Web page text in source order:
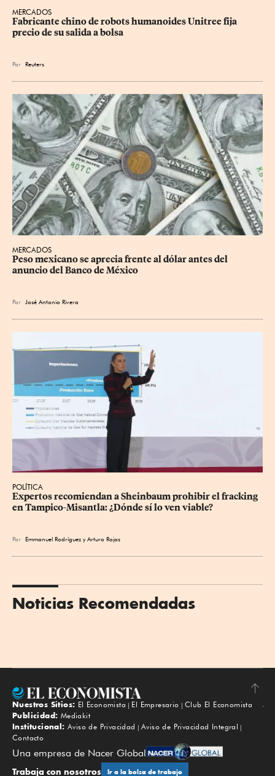
MERCADOS
Fabricante chino de robots humanoides Unitree fija
precio de su salida a bolsa
Por Reuters
MERCADOS
Peso mexicano se aprecia frente al dólar antes del
anuncio del Banco de México
Por José Antonio Rivera
POLÍTICA
Expertos recomiendan a Sheinbaum prohibir el fracking
en Tampico-Misantla: ¿Dónde sí lo ven viable?
Por Emmanuel Rodríguez yArturo Rojas
Noticias Recomendadas
Subir
Nuestros Sitios: El Economista El Empresario
Club El Economista
Publicidad: Mediakit
Institucional: Aviso de Privacidad
Aviso de Privacidad Integral
Contacto
Una empresa de Nacer Global
Trabaja con nosotros Ir a la bolsa de trabajo